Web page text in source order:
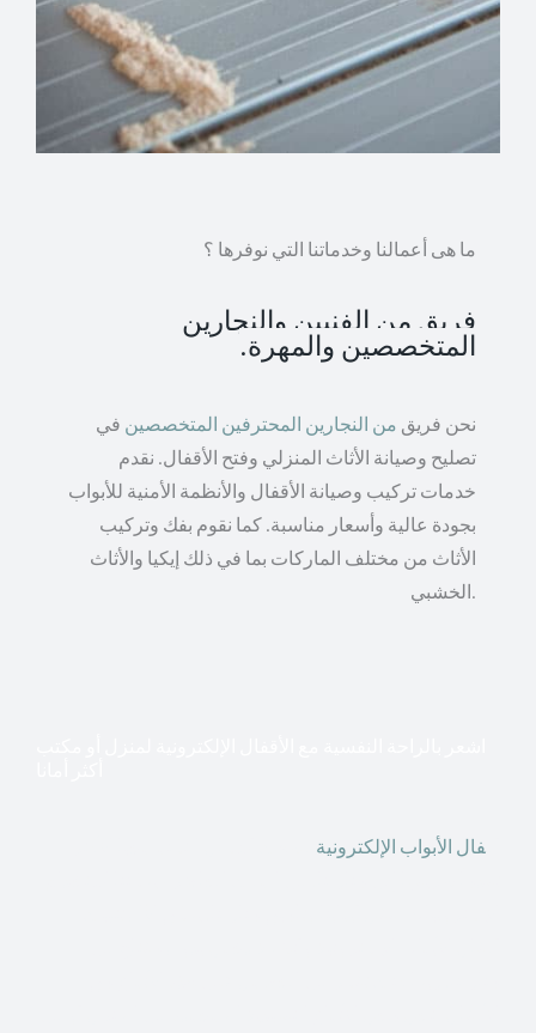
ما هى أعمالنا وخدماتنا التي نوفرها ؟
فريق من الفنيين والنجارين
المتخصصين والمهرة.
نحن فريق من النجارين المحترفين المتخصصين في
تصليح وصيانة الأثاث المنزلي وفتح الأقفال. نقدم
خدمات تركيب وصيانة الأقفال والأنظمة الأمنية للأبواب
بجودة عالية وأسعار مناسبة. كما نقوم بفك وتركيب
الأثاث من مختلف الماركات بما في ذلك إيكيا والأثاث
الخشبي.
فال الأبواب الإلكترونية